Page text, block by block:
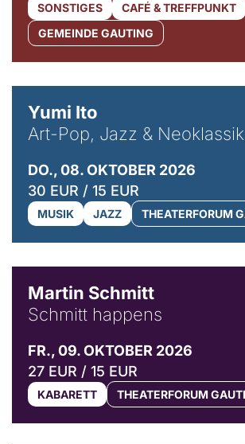
SONSTIGES
CAFÉ & TREFFPUNKT
GEMEINDE GAUTING
Yumi Ito
Art-Pop, Jazz & Neoklassik
DO., 08. OKTOBER 2026
30 EUR / 15 EUR
MUSIK JAZZ THEATERFORUM
Martin Schmitt
Schmitt happens
FR., 09. OKTOBER 2026
27 EUR / 15 EUR
KABARETT THEATERFORUM